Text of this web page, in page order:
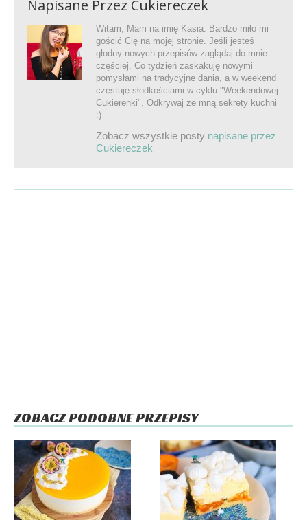
Napisane Przez Cukiereczek
Witam, Mam na imię Kasia. Bardzo miło mi
gościć Cię na mojej stronie. Jeśli jesteś
głodny nowych przepisów zaglądaj do mnie
częściej. Co tydzień zaskakuję nowymi
pomysłami na tradycyjne dania, a w weekend
częstuję słodkościami w cyklu "Weekendowej
Cukierenki". Odkrywaj ze mną sekrety kuchni
:)
Zobacz wszystkie posty napisane przez
Cukiereczek
ZOBACZ PODOBNE PRZEPISY